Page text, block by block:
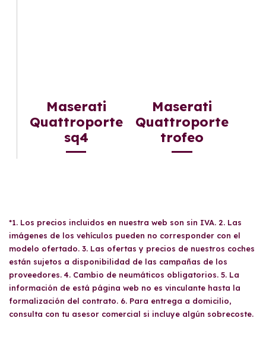
Maserati
Quattroporte
sq4
Maserati
Quattroporte
trofeo
*1. Los precios incluidos en nuestra web son sin IVA. 2. Las
imágenes de los vehículos pueden no corresponder con el
modelo ofertado. 3. Las ofertas y precios de nuestros coches
están sujetos a disponibilidad de las campañas de los
proveedores. 4. Cambio de neumáticos obligatorios. 5. La
información de está página web no es vinculante hasta la
formalización del contrato. 6. Para entrega a domicilio,
consulta con tu asesor comercial si incluye algún sobrecoste.